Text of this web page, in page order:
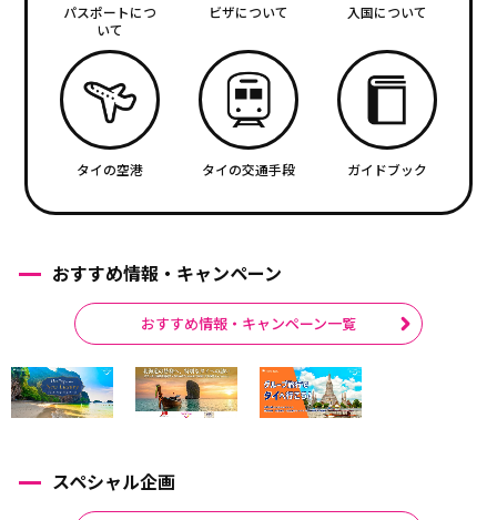
パスポートにつ
いて
ビザについて 入国について
タイの空港 タイの交通手段 ガイドブック
おすすめ情報・キャンペーン
おすすめ情報・キャンペーン一覧
スペシャル企画